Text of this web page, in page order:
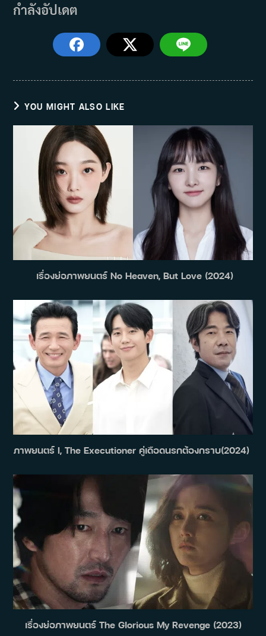
กำลังอัปเดต
YOU MIGHT ALSO LIKE
เรื่องย่อภาพยนตร์ No Heaven, But Love (2024)
ภาพยนตร์ I, The Executioner คู่เดือดนรกต้องกราบ(2024)
เรื่องย่อภาพยนตร์ The Glorious My Revenge (2023)